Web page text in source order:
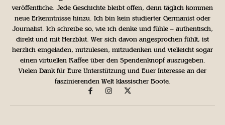
veröffentliche. Jede Geschichte bleibt offen, denn täglich kommen
neue Erkenntnisse hinzu. Ich bin kein studierter Germanist oder
Journalist. Ich schreibe so, wie ich denke und fühle – authentisch,
direkt und mit Herzblut. Wer sich davon angesprochen fühlt, ist
herzlich eingeladen, mitzulesen, mitzudenken und vielleicht sogar
einen virtuellen Kaffee über den Spendenknopf auszugeben.
Vielen Dank für Eure Unterstützung und Euer Interesse an der
faszinierenden Welt klassischer Boote.